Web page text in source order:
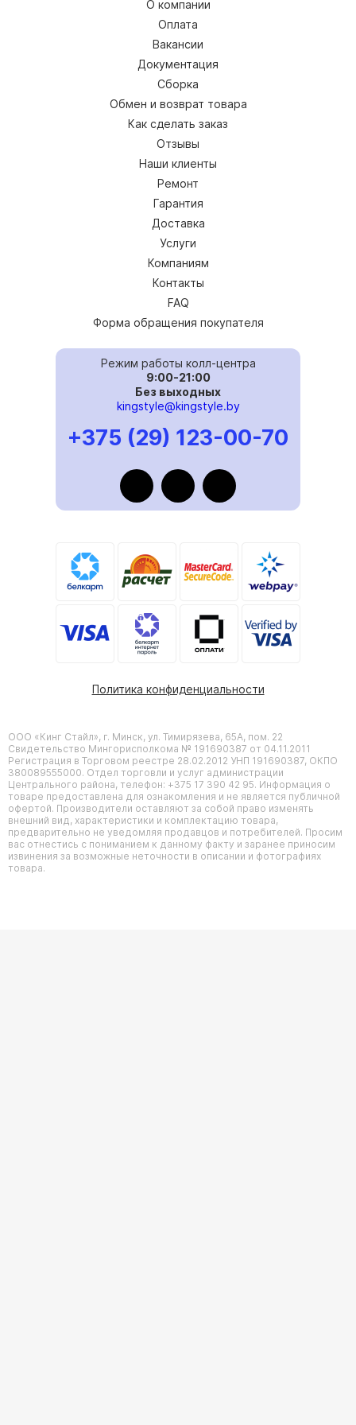
О компании
Оплата
Вакансии
Документация
Сборка
Обмен и возврат товара
Как сделать заказ
Отзывы
Наши клиенты
Ремонт
Гарантия
Доставка
Услуги
Компаниям
Контакты
FAQ
Форма обращения покупателя
Режим работы колл-центра
9:00-21:00
Без выходных
kingstyle@kingstyle.by
+375 (29) 123-00-70
Политика конфиденциальности
ООО «Кинг Стайл», г. Минск, ул. Тимирязева, 65А, пом. 22
Свидетельство Мингорисполкома № 191690387 от 04.11.2011
Регистрация в Торговом реестре 28.02.2012 УНП 191690387, ОКПО
380089555000. Отдел торговли и услуг администрации
Центрального района, телефон: +375 17 390 42 95. Информация о
товаре предоставлена для ознакомления и не является публичной
офертой. Производители оставляют за собой право изменять
внешний вид, характеристики и комплектацию товара,
предварительно не уведомляя продавцов и потребителей. Просим
вас отнестись с пониманием к данному факту и заранее приносим
извинения за возможные неточности в описании и фотографиях
товара.